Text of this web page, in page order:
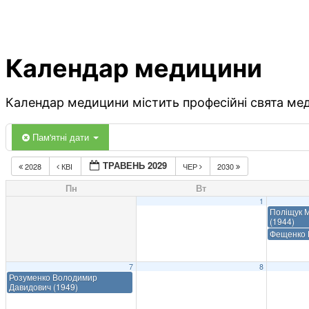
Календар медицини
Календар медицини містить професійні свята
Пам'ятні дати
2028 КВІ ТРАВЕНЬ 2029 ЧЕР 2030
Пн Вт
1
Поліщук
(1944)
Фещенко
7
Розуменко Володимир
Давидович (1949)
8